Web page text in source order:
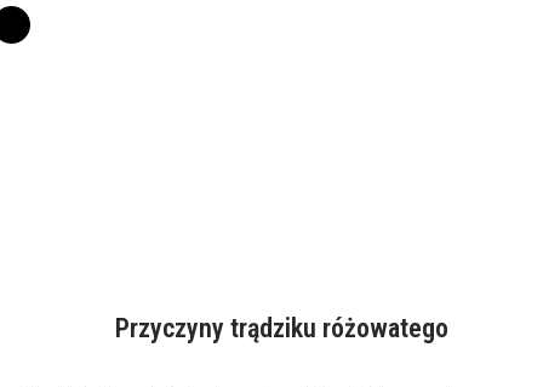
Przyczyny trądziku różowatego